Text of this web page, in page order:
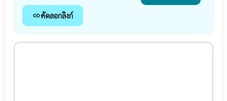
linkคัดลอกลิงก์